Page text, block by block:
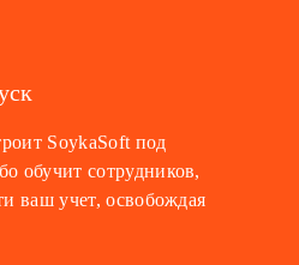
SoykaSoft под
обучит сотрудников,
ваш учет, освобождая